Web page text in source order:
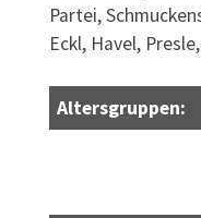
Partei,
Eckl, Havel,
Altersgruppen: